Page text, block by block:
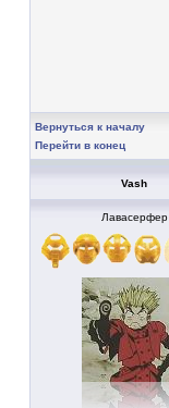
Вернуться к началу
Перейти в конец
Vash
Лавасерфер